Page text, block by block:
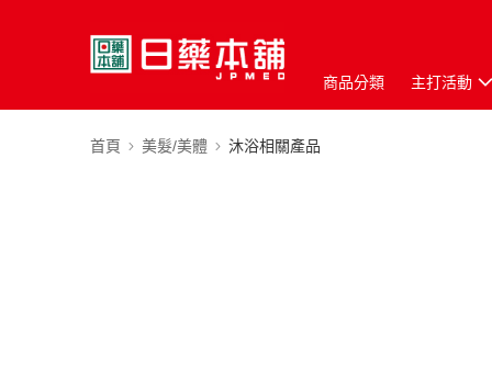
商品分類 主打活動
首頁 美髮/美體 沐浴相關產品